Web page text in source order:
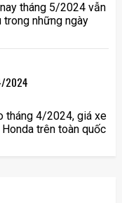
tháng 5/2024 vẫn
trong những ngày
2024
tháng 4/2024, giá xe
trên toàn quốc